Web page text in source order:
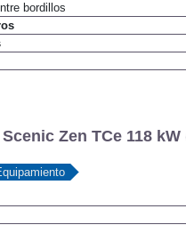
bordillos
Zen TCe 118 kW